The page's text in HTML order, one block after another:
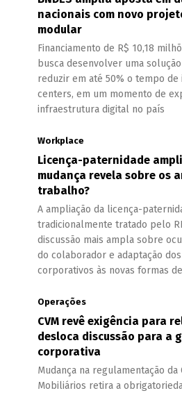
nacionais com novo
modular
Financiamento de R$ 10,18
busca desenvolver uma
reduzir em até 50% o tempo de
centers, em um momento de
infraestrutura digital no país
Workplace
Licença-paternidade
mudança revela sobre os
trabalho?
A ampliação da licença-
tradicionalmente tratado pelo
discussão mais ampla sobre
do colaborador e adaptação
corporativos às novas formas
Operações
CVM revê exigência para
desloca discussão para a
corporativa
Mudança na regulamentação da
Mobiliários retira a